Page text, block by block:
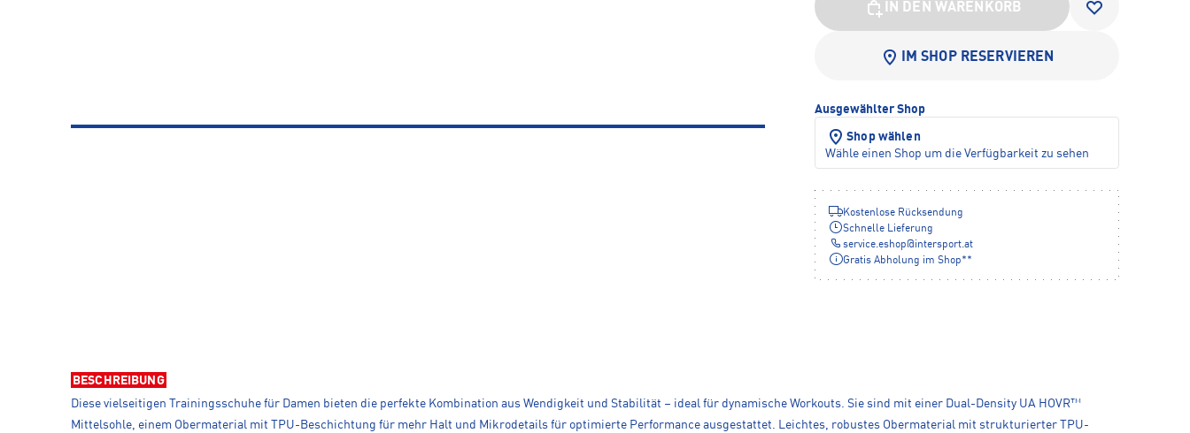
IN DEN WARENKORB
IM SHOP RESERVIEREN
Ausgewählter Shop
Shop wählen
Wähle einen Shop um die Verfügbarkeit zu sehen
Kostenlose Rücksendung
Schnelle Lieferung
service.eshop@intersport.at
Gratis Abholung im Shop**
BESCHREIBUNG
Diese vielseitigen Trainingsschuhe für Damen bieten die perfekte Kombination aus Wendigkeit und Stabilität – ideal für dynamische Workouts. Sie sind mit einer Dual-Density UA HOVR™
Mittelsohle, einem Obermaterial mit TPU-Beschichtung für mehr Halt und Mikrodetails für optimierte Performance ausgestattet. Leichtes, robustes Obermaterial mit strukturierter TPU-